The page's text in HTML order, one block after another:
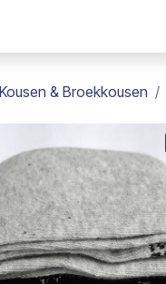
Kousen & Broekkousen